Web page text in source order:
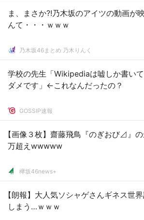
ま、まさか?!乃木坂のアイツの動画が
んて・・・ｗｗｗ
乃木坂46まとめ 乃木りんく
学校の先生「Wikipediaは嘘しか書い
ダメです」←これなんだったの？
GOSSIP速報
【画像３枚】齋藤飛鳥『のぎおび⊿』
万超えwwwww
欅坂46news+
【朗報】大人気ソシャゲさんギネス世
しまう…ｗｗｗ